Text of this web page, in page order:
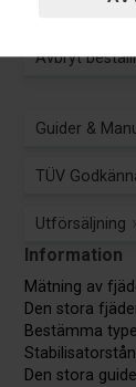
Avbryt
Guider &
TÜV
Utförsäljning
Information
Mätning av
Den stora
Bestämma
Den stora